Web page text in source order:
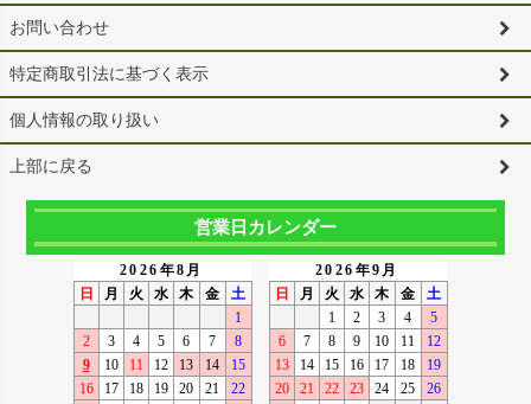
お問い合わせ
特定商取引法に基づく表示
個人情報の取り扱い
上部に戻る
営業日カレンダー